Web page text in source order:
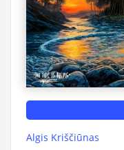
Algis Kriščiūnas